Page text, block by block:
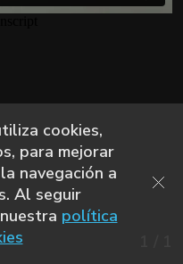
cookies,
para mejorar
navegación a
Al seguir
política